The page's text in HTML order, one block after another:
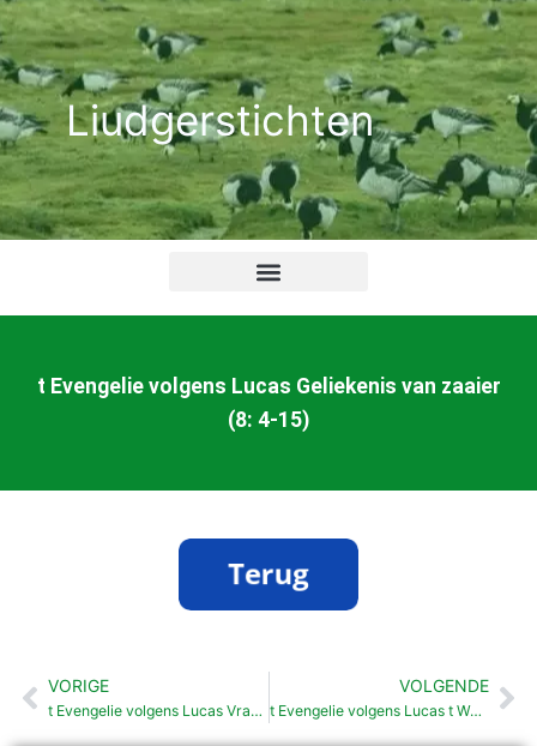
Ga
naar
de
inhoudLiudgerstichten
t Evengelie volgens Lucas Geliekenis van zaaier
(8: 4-15)
Vorige
VORIGE
t Evengelie volgens Lucas Vraauwlu dij Jezus dainden (8: 1- 3)
VOLGENDE
t Evengelie volgens Lucas t Woare heuren (8:16-18)